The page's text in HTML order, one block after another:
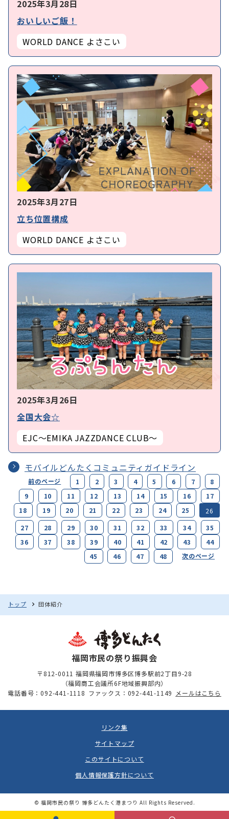
2025年3月28日
おいしいご飯！
WORLD DANCE よさこい
2025年3月27日
立ち位置構成
WORLD DANCE よさこい
2025年3月26日
全国大会☆
EJC～EMIKA JAZZDANCE CLUB～
モバイルどんたくコミュニティガイドライン
前のページ 1 2 3 4 5 6 7
8
9
10 11 12 13 14 15 16
17
18
19 20 21 22 23 24 25
26
27
28 29 30 31 32 33 34
35
36
37 38 39 40 41 42 43
44
45
46 47 48 次のページ
トップ 団体紹介
福岡市民の祭り振興会
〒812-0011 福岡県福岡市博多区博多駅前2丁目9-28
（福岡商工会議所6F地域振興部内）
電話番号：092-441-1118 ファックス：092-441-1149 メールはこちら
リンク集
サイトマップ
このサイトについて
個人情報保護方針について
© 福岡市民の祭り 博多どんたく港まつり All Rights Reserved.